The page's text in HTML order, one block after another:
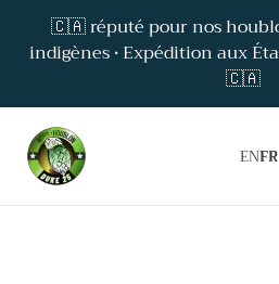
Passer🇨🇦 réputé pour nos
indigènes • Expédition aux
🇨🇦
ENFR